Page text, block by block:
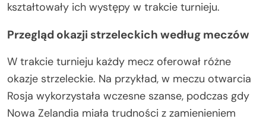
kształtowały ich występy w trakcie turnieju.
Przegląd okazji strzeleckich według meczów
W trakcie turnieju każdy mecz oferował różne
okazje strzeleckie. Na przykład, w meczu otwarcia
Rosja wykorzystała wczesne szanse, podczas gdy
Nowa Zelandia miała trudności z zamienieniem